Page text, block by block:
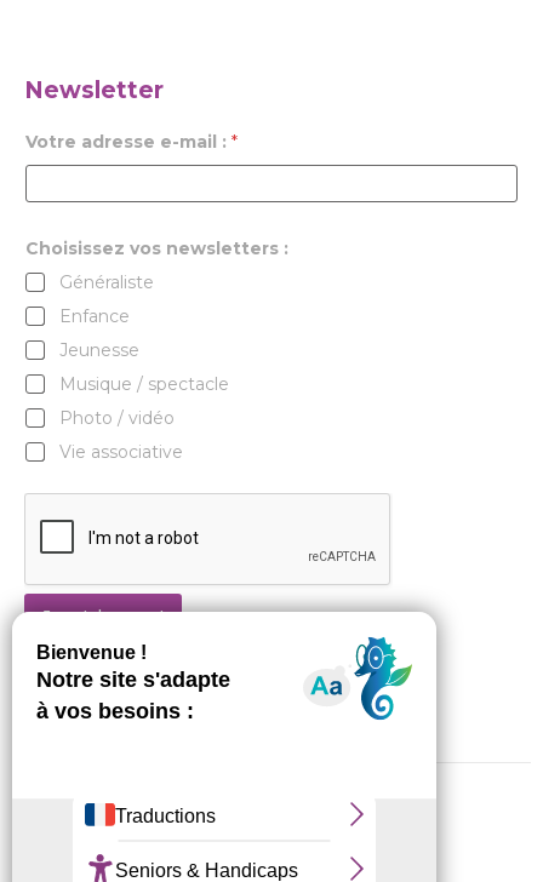
Newsletter
Votre adresse e-mail : *
Choisissez vos newsletters :
Généraliste
Enfance
Jeunesse
Musique / spectacle
Photo / vidéo
Vie associative
Je m'abonne !